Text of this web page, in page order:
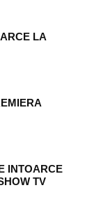
LA
INTOARCE
TV